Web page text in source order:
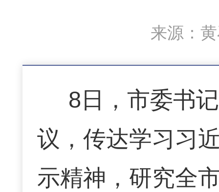
来源：
8日，市委书
议，传达学习习
示精神，研究全